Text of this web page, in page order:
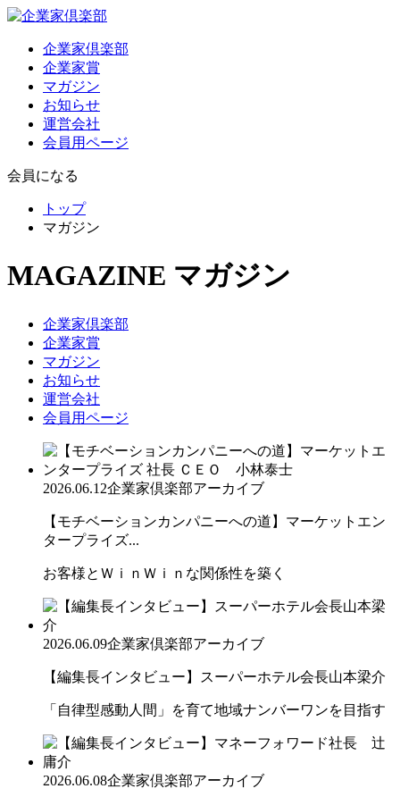
企業家倶楽部
企業家賞
マガジン
お知らせ
運営会社
会員用ページ
会員になる
トップ
マガジン
MAGAZINE マガジン
企業家倶楽部
企業家賞
マガジン
お知らせ
運営会社
会員用ページ
2026.06.12企業家倶楽部アーカイブ
【モチベーションカンパニーへの道】マーケットエン
タープライズ...
お客様とＷｉｎＷｉｎな関係性を築く
2026.06.09企業家倶楽部アーカイブ
【編集長インタビュー】スーパーホテル会長山本梁介
「自律型感動人間」を育て地域ナンバーワンを目指す
2026.06.08企業家倶楽部アーカイブ